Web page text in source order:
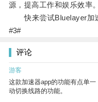
源，提高工作和娱乐效率。
快来尝试Bluelayer加速
#3#
评论
游客
这款加速器app的功能有点单
动切换线路的功能。